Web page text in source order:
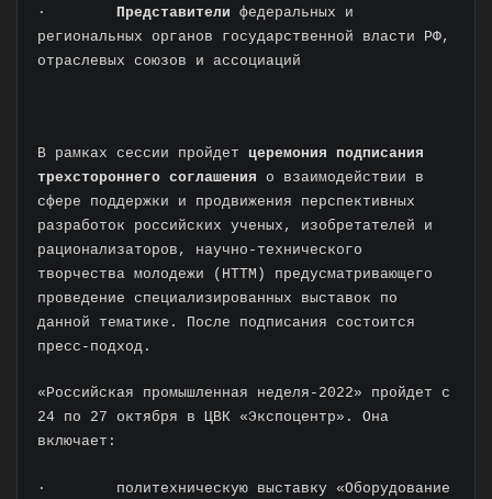
· Представители федеральных и
региональных органов государственной власти РФ,
отраслевых союзов и ассоциаций
В рамках сессии пройдет церемония подписания
трехстороннего соглашения о взаимодействии в
сфере поддержки и продвижения перспективных
разработок российских ученых, изобретателей и
рационализаторов, научно-технического
творчества молодежи (НТТМ) предусматривающего
проведение специализированных выставок по
данной тематике. После подписания состоится
пресс-подход.
«Российская промышленная неделя-2022» пройдет с
24 по 27 октября в ЦВК «Экспоцентр». Она
включает:
· политехническую выставку «Оборудование